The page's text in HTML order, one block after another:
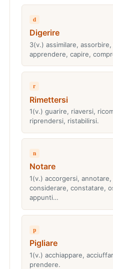
d
Digerire
3(v.) assimilare,
apprendere, capire,
r
Rimettersi
1(v.) guarire, riaversi,
riprendersi, ristabilirsi.
n
Notare
1(v.) accorgersi,
considerare, constatare,
appunti…
p
Pigliare
1(v.) acchiappare,
prendere.